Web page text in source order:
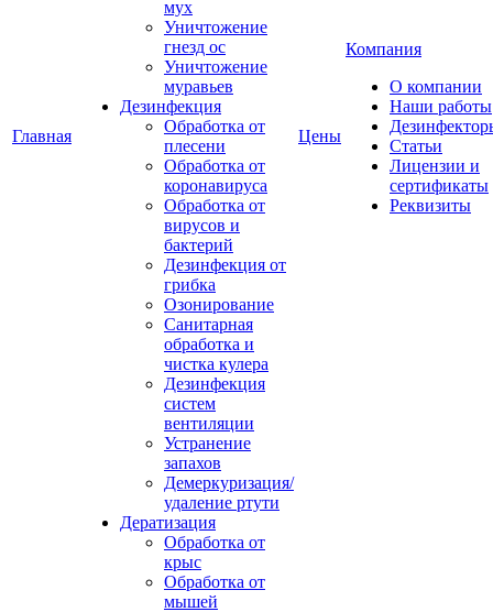
Главная
мух
Уничтожение
гнезд ос
Уничтожение
муравьев
Дезинфекция
Обработка от
плесени
Обработка от
коронавируса
Обработка от
вирусов и
бактерий
Дезинфекция от
грибка
Озонирование
Санитарная
обработка и
чистка кулера
Дезинфекция
систем
вентиляции
Устранение
запахов
Демеркуризация/
удаление ртути
Дератизация
Обработка от
крыс
Обработка от
мышей
Цены
Компания
О компании
Наши работы
Статьи
Лицензии и
сертификаты
Реквизиты